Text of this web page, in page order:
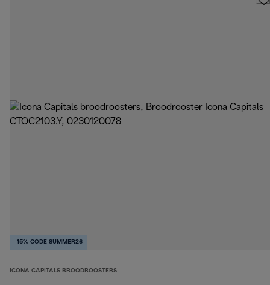
-15% CODE SUMMER26
ICONA CAPITALS BROODROOSTERS